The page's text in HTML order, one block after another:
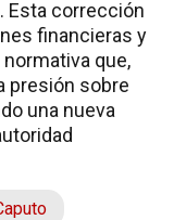
Esta corrección
financieras y
que,
presión sobre
una nueva